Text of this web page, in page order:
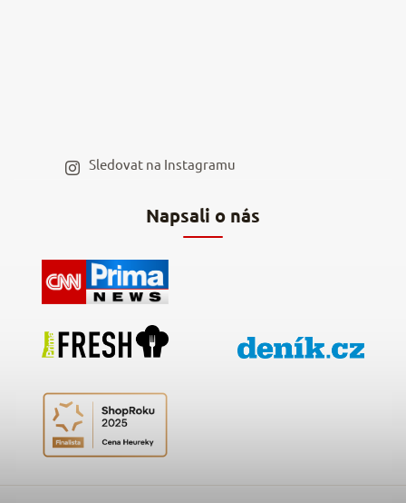
Napsali o nás
Sledovat na Instagramu
Hodnocení obchodu